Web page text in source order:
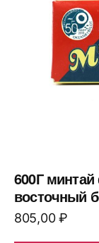
600Г
восточный
805,00₽